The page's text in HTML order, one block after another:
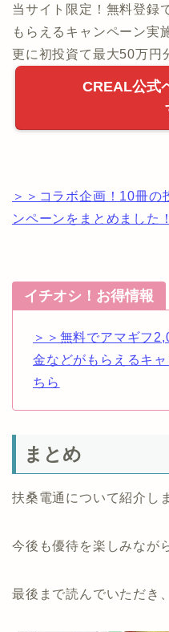
当サイト限定！無料登録
もらえるキャンペーン実
更に初投資て最大50万円
CREAL公式
＞＞コラボ企画！10冊の
ンペーンをまとめました！
イチオシ！お得情報
＞＞無料でアマギフ
金などがもらえるキ
ちら
まとめ
扶桑電通について紹介し
今後も優待を楽しみなが
最後まで読んでいただき